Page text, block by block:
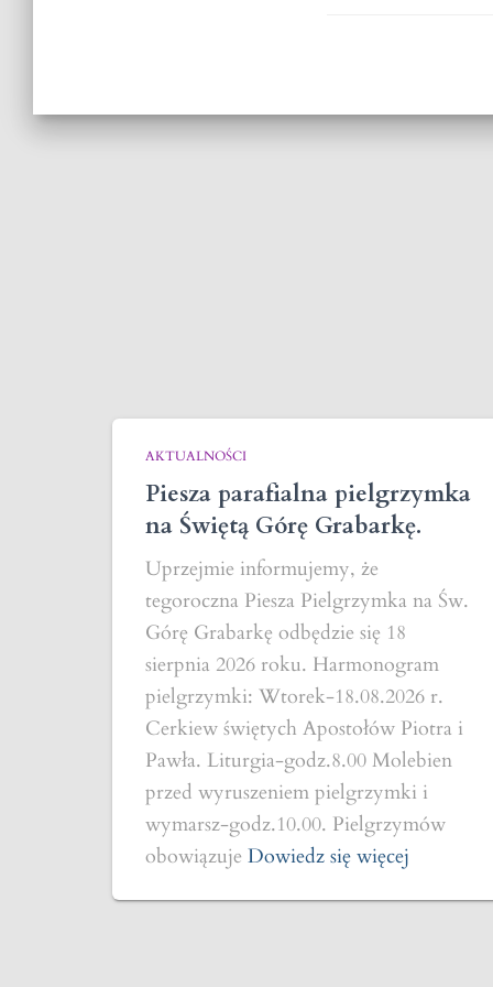
AKTUALNOŚCI
Piesza parafialna pielgrzymka
na Świętą Górę Grabarkę.
Uprzejmie informujemy, że
tegoroczna Piesza Pielgrzymka na Św.
Górę Grabarkę odbędzie się 18
sierpnia 2026 roku. Harmonogram
pielgrzymki: Wtorek-18.08.2026 r.
Cerkiew świętych Apostołów Piotra i
Pawła. Liturgia-godz.8.00 Molebien
przed wyruszeniem pielgrzymki i
wymarsz-godz.10.00. Pielgrzymów
obowiązuje Dowiedz się więcej